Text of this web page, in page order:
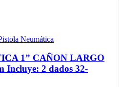
Neumática
1” CAÑON LARGO
Incluye: 2 dados 32-